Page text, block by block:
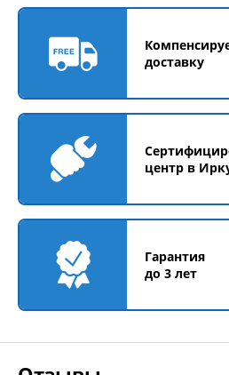
доставку
центр в
Гарантия
до 3 лет